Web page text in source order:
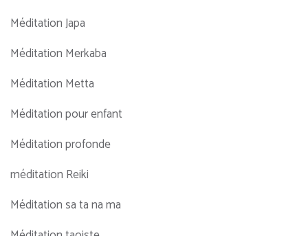
Méditation Japa
Méditation Merkaba
Méditation Metta
Méditation pour enfant
Méditation profonde
méditation Reiki
Méditation sa ta na ma